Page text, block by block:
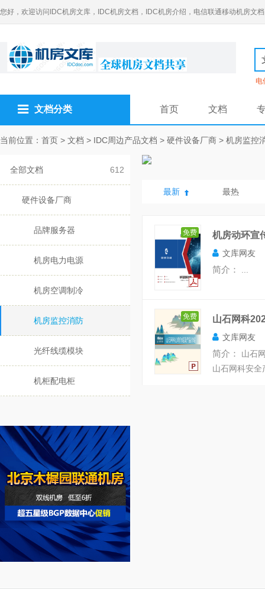
您好，欢迎访问IDC机房文库，IDC机房文档，IDC机房介绍，电信联通移动机房文档
电
文档分类 首页 文档
当前位置： 首页 > 文档 > IDC周边产品文档 > 硬件设备厂商 > 机房监控
全部文档 612
硬件设备厂商
品牌服务器
机房电力电源
机房空调制冷
机房监控消防
光纤线缆模块
机柜配电柜
最新 最热
免费 机房动环宣
文库网友
简介：
免费 山石网科
文库网友
简介：
山石
山石网科安全